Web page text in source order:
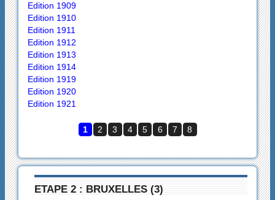
Edition 1909
Edition 1910
Edition 1911
Edition 1912
Edition 1913
Edition 1914
Edition 1919
Edition 1920
Edition 1921
1 2 3 4 5 6 7 8
ETAPE 2 : BRUXELLES (3)